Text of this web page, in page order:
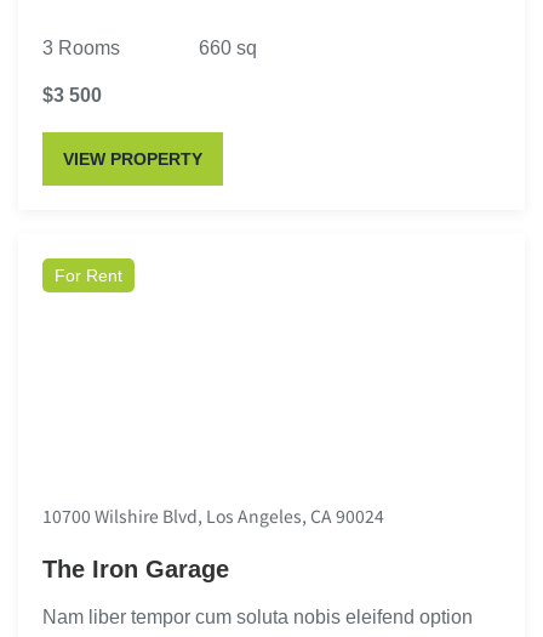
3 Rooms 660 sq
$3 500
VIEW PROPERTY
For Rent
10700 Wilshire Blvd, Los Angeles, CA 90024
The Iron Garage
Nam liber tempor cum soluta nobis eleifend option